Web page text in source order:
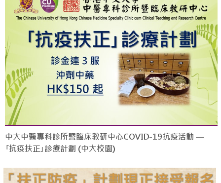
中大中醫專科診所暨臨床教研中心COVID-19抗疫活動 —
｢抗疫扶正｣診療計劃 (中大校園)